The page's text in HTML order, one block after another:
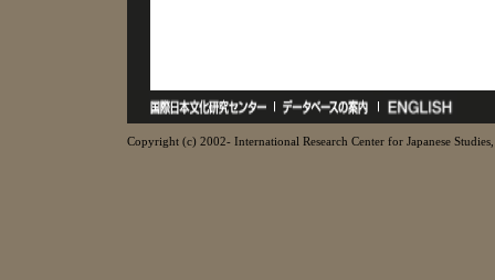
Copyright (c) 2002- International Research Center for Japanese